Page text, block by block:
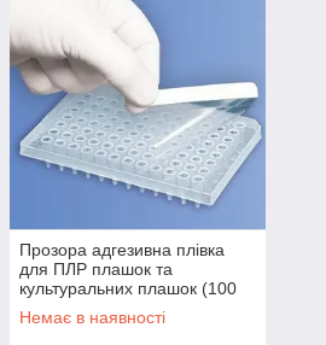
Прозора адгезивна плівка
для ПЛР плашок та
культуральних плашок (100
шт. в уп)
Немає в наявності